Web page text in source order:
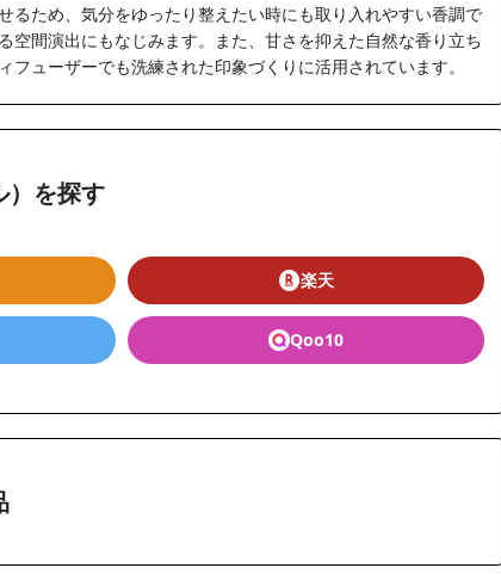
るため、気分をゆったり整えたい時にも取り入れやすい香調で
間演出にもなじみます。また、甘さを抑えた自然な香り立ち
ューザーでも洗練された印象づくりに活用されています。
）を探す
楽天
Qoo10